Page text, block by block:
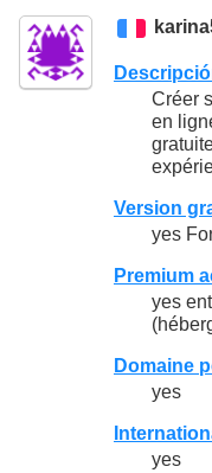
Créer
en
Version
yes
Premium
yes
Domaine
yes
yes